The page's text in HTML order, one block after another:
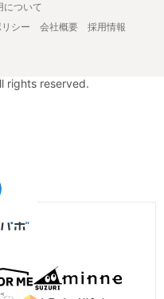
について
シー 会社概要
採用情報
rights reserved.